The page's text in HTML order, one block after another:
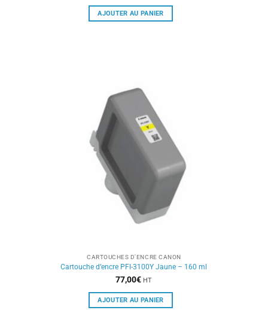
AJOUTER AU PANIER
CARTOUCHES D'ENCRE CANON
Cartouche d’encre PFI-3100Y Jaune – 160 ml
77,00€ HT
AJOUTER AU PANIER